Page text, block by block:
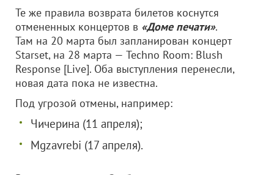
Те же правила возврата билетов коснутся
отмененных концертов в «Доме печати».
Там на 20 марта был запланирован концерт
Starset, на 28 марта — Techno Room: Blush
Response [Live]. Оба выступления перенесли,
новая дата пока не известна.
Под угрозой отмены, например:
Чичерина (11 апреля);
Mgzavrebi (17 апреля).